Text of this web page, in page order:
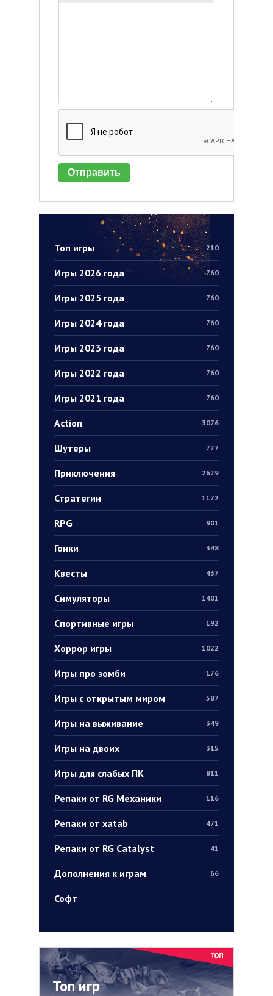
Топ игры 210
Игры 2026 года 760
Игры 2025 года 760
Игры 2024 года 760
Игры 2023 года 760
Игры 2022 года 760
Игры 2021 года 760
Action 3076
Шутеры 777
Приключения 2629
Стратегии 1172
RPG 901
Гонки 348
Квесты 437
Симуляторы 1401
Спортивные игры 192
Хоррор игры 1022
Игры про зомби 176
Игры с открытым миром 587
Игры на выживание 349
Игры на двоих 315
Игры для слабых ПК 811
Репаки от RG Механики 116
Репаки от xatab 471
Репаки от RG Catalyst 41
Дополнения к играм 66
Софт
Топ игр
Отправить